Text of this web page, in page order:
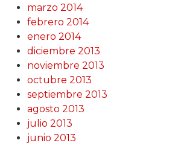
marzo 2014
febrero 2014
enero 2014
diciembre 2013
noviembre 2013
octubre 2013
septiembre 2013
agosto 2013
julio 2013
junio 2013